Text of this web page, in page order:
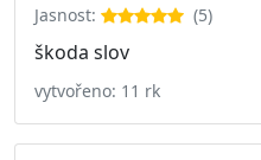
Jasnost:
(5)
škoda slov
vytvořeno: 11 rk